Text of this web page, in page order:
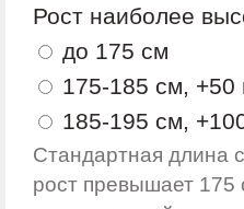
Рост наиболее
до 175 см
175-185 см, +50
185-195 см,
Стандартная длина
рост превышает 175